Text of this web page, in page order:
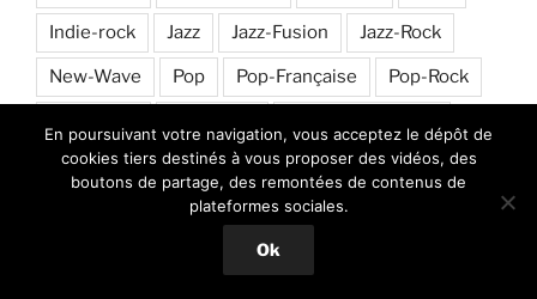
Indie-rock Jazz Jazz-Fusion Jazz-Rock
New-Wave Pop Pop-Française Pop-Rock
Psychedelic-Rock Punk-Rock Reggae
Rock & Roll Rock-Alternatif
Rock-Progressif
En poursuivant votre navigation, vous acceptez le dépôt de
cookies tiers destinés à vous proposer des vidéos, des
boutons de partage, des remontées de contenus de
plateformes sociales.
Ok